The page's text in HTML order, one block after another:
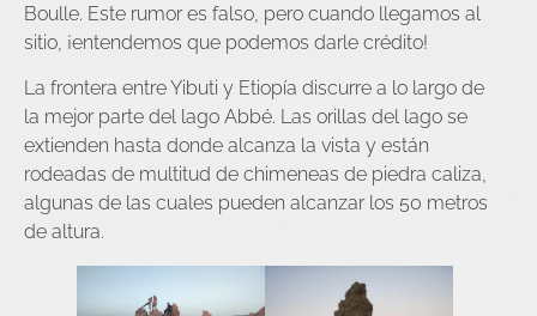
Boulle. Este rumor es falso, pero cuando llegamos al
sitio, ¡entendemos que podemos darle crédito!
La frontera entre Yibuti y Etiopía discurre a lo largo de
la mejor parte del lago Abbé. Las orillas del lago se
extienden hasta donde alcanza la vista y están
rodeadas de multitud de chimeneas de piedra caliza,
algunas de las cuales pueden alcanzar los 50 metros
de altura.